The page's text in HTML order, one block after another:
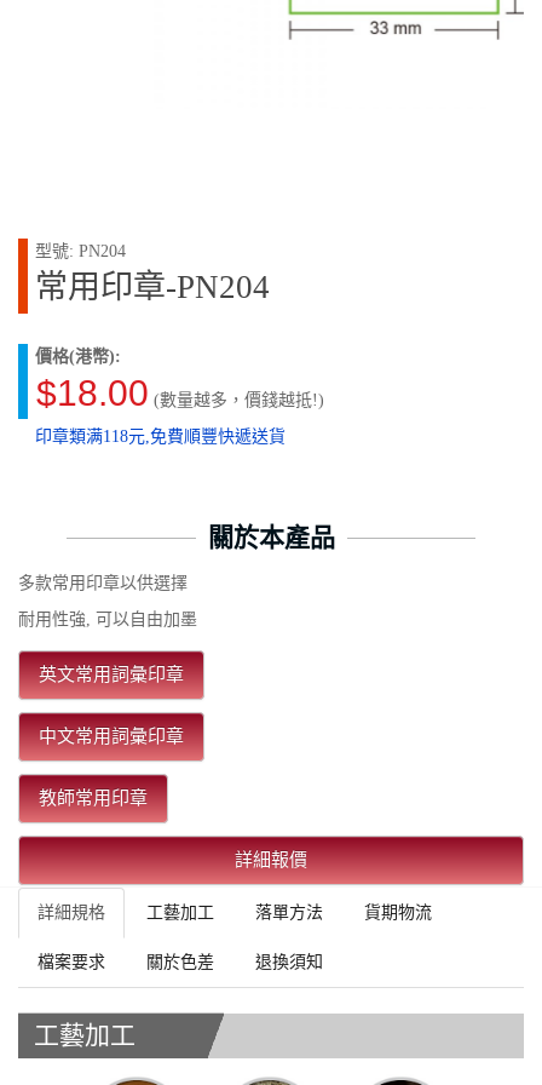
型號: PN204
常用印章-PN204
價格(港幣):
$18.00 (數量越多，價錢越抵!)
印章類满118元,免費順豐快遞送貨
關於本產品
多款常用印章以供選擇
耐用性強, 可以自由加墨
英文常用詞彙印章
中文常用詞彙印章
教師常用印章
詳細報價
詳細規格 工藝加工 落單方法 貨期物流
檔案要求 關於色差 退換須知
工藝加工